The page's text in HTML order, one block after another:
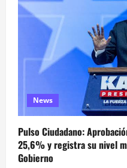
News
Pulso Ciudadano:
25,6% y registra su nivel
Gobierno